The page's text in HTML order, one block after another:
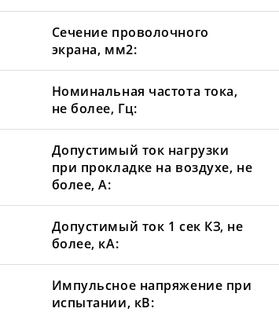
Сечение проволочного
экрана, мм2:
Номинальная частота тока,
не более, Гц:
Допустимый ток нагрузки
при прокладке на воздухе, не
более, А:
Допустимый ток 1 сек КЗ, не
более, кА:
Импульсное напряжение при
испытании, кВ: